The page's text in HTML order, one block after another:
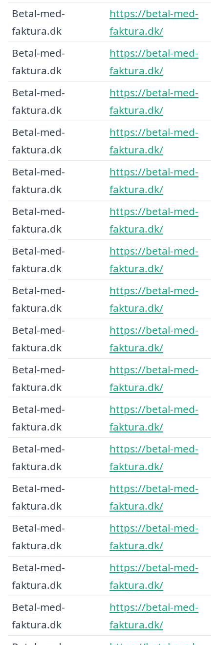
Betal-med-
faktura.dk
https://betal-med-
faktura.dk/
Betal-med-
faktura.dk
https://betal-med-
faktura.dk/
Betal-med-
faktura.dk
https://betal-med-
faktura.dk/
Betal-med-
faktura.dk
https://betal-med-
faktura.dk/
Betal-med-
faktura.dk
https://betal-med-
faktura.dk/
Betal-med-
faktura.dk
https://betal-med-
faktura.dk/
Betal-med-
faktura.dk
https://betal-med-
faktura.dk/
Betal-med-
faktura.dk
https://betal-med-
faktura.dk/
Betal-med-
faktura.dk
https://betal-med-
faktura.dk/
Betal-med-
faktura.dk
https://betal-med-
faktura.dk/
Betal-med-
faktura.dk
https://betal-med-
faktura.dk/
Betal-med-
faktura.dk
https://betal-med-
faktura.dk/
Betal-med-
faktura.dk
https://betal-med-
faktura.dk/
Betal-med-
faktura.dk
https://betal-med-
faktura.dk/
Betal-med-
faktura.dk
https://betal-med-
faktura.dk/
Betal-med-
faktura.dk
https://betal-med-
faktura.dk/